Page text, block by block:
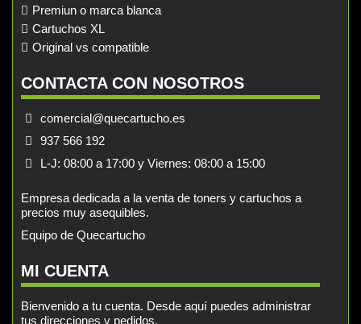
Premiun o marca blanca
Cartuchos XL
Original vs compatible
CONTACTA CON NOSOTROS
comercial@quecartucho.es
937 566 192
L-J: 08:00 a 17:00 y Viernes: 08:00 a 15:00
Empresa dedicada a la venta de toners y cartuchos a
precios muy asequibles.
Equipo de Quecartucho
MI CUENTA
Bienvenido a tu cuenta. Desde aquí puedes administrar
tus direcciones y pedidos.